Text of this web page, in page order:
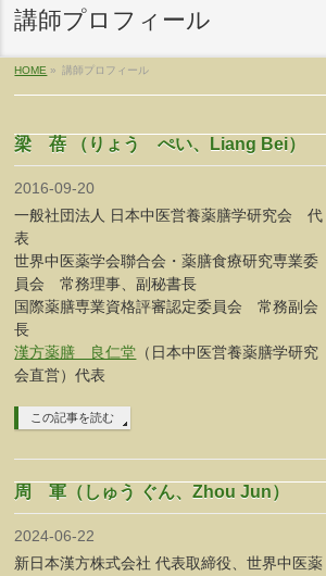
講師プロフィール
HOME » 講師プロフィール
梁 蓓 （りょう ぺい、Liang Bei）
2016-09-20
一般社団法人 日本中医営養薬膳学研究会 代
表
世界中医薬学会聯合会・薬膳食療研究専業委
員会 常務理事、副秘書長
国際薬膳専業資格評審認定委員会 常務副会
長
漢方薬膳 良仁堂 （日本中医営養薬膳学研究
会直営）代表
この記事を読む
周 軍（しゅう ぐん、Zhou Jun）
2024-06-22
新日本漢方株式会社 代表取締役、世界中医薬